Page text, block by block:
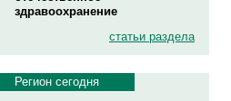
здравоохранение
статьи раздела
Регион сегодня